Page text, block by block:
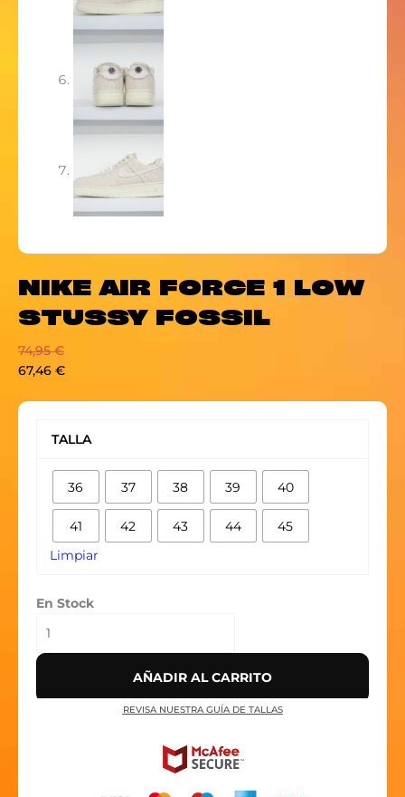
NIKE AIR FORCE 1 LOW
STUSSY FOSSIL
74,95€
67,46 €
TALLA
36 37 38 39 40
41 42 43 44 45
Limpiar
En Stock
STUSSY
FOSSIL
cantidad
AÑADIR AL CARRITO
REVISA NUESTRA GUÍA DE TALLAS